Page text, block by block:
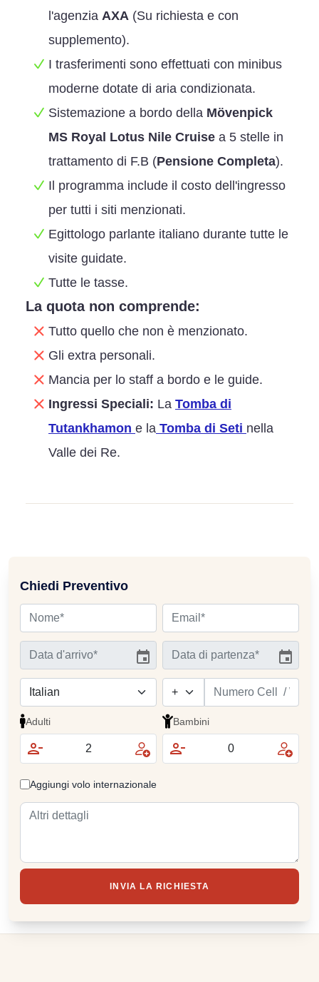
l'agenzia AXA (Su richiesta e con
supplemento).
I trasferimenti sono effettuati con minibus
moderne dotate di aria condizionata.
Sistemazione a bordo della Mövenpick
MS Royal Lotus Nile Cruise a 5 stelle in
trattamento di F.B (Pensione Completa).
Il programma include il costo dell'ingresso
per tutti i siti menzionati.
Egittologo parlante italiano durante tutte le
visite guidate.
Tutte le tasse.
La quota non comprende:
Tutto quello che non è menzionato.
Gli extra personali.
Mancia per lo staff a bordo e le guide.
Ingressi Speciali: La Tomba di
Tutankhamon e la Tomba di Seti nella
Valle dei Re.
Chiedi Preventivo
Adulti Bambini
Aggiungi volo internazionale
INVIA LA RICHIESTA